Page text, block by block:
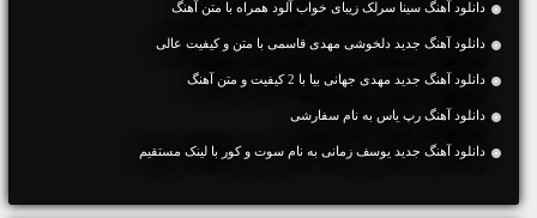
دانلود آهنگ سینا سرلک زیبای خواب آلود همراه با متن آهنگ
دانلود آهنگ جديد دلخوشی مهدی قاسمی با متن و کیفیت عالی
دانلود آهنگ جديد مهدی جهانی بیا با 2 کیفیت و متن آهنگ
دانلود آهنگ رپ یاس به نام سفارشی
دانلود آهنگ جديد یوسف زمانی به نام سوت و کور با لینک مستقیم